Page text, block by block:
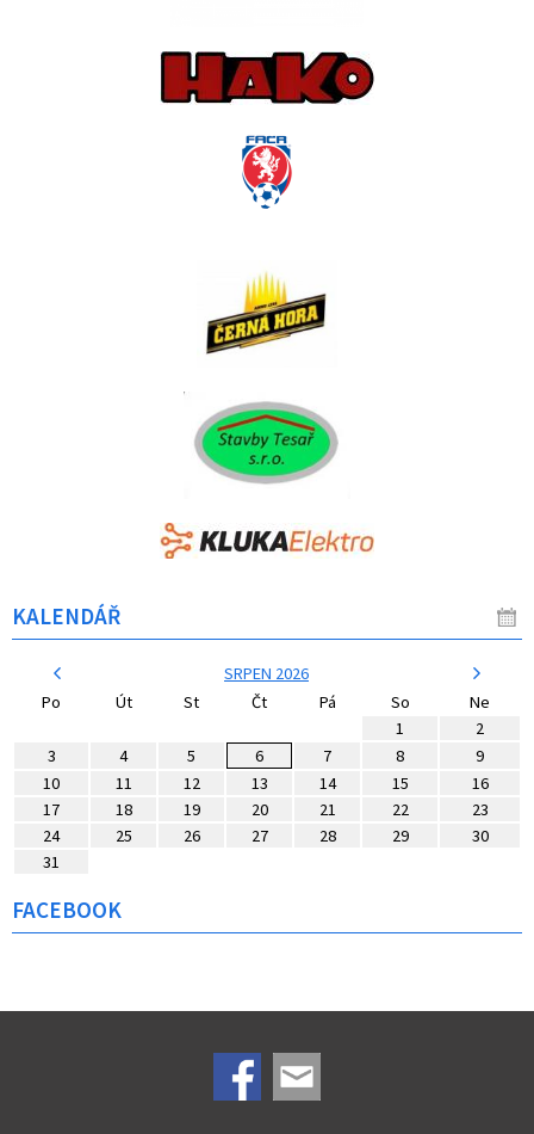
KALENDÁŘ
SRPEN 2026
Po
Út St Čt Pá So
Ne
1
2
3
4 5 6 7 8
9
10
11 12 13 14 15
16
17
18 19 20 21 22
23
24
25 26 27 28 29
30
31
FACEBOOK